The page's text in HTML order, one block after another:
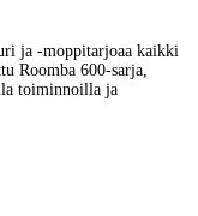
ja -moppitarjoaa kaikki
Roomba 600-sarja,
toiminnoilla ja